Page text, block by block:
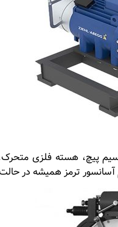
پیچ، هسته فلزی
ترمز همیشه در حالت